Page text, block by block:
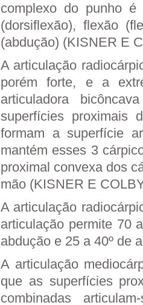
complexo do punho é
(dorsiflexão), flexão
(abdução) (KISNER E
A articulação
porém forte, e a
articuladora
superfícies proximais
formam a superfície
mantém esses 3
proximal convexa dos
mão (KISNER E
A articulação
articulação permite 70
abdução e 25 a 40º de
A articulação
que as superfícies
combinadas